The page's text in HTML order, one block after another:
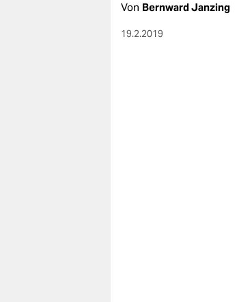
Von Bernward Janzing
19.2.2019